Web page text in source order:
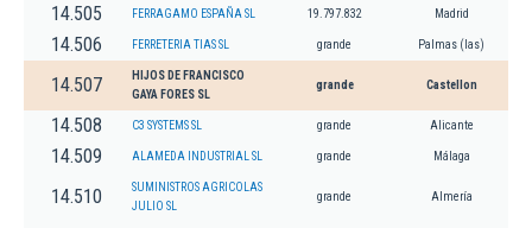
14.505 FERRAGAMO ESPAÑA SL 19.797.832 Madrid
14.506 FERRETERIA TIAS SL grande Palmas (las)
14.507
HIJOS DE FRANCISCO
GAYA FORES SL
grande Castellon
14.508 C3 SYSTEMS SL grande Alicante
14.509 ALAMEDA INDUSTRIAL SL grande Málaga
14.510
SUMINISTROS AGRICOLAS
JULIO SL
grande Almería